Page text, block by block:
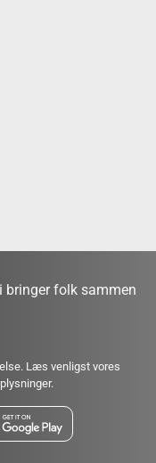
folk sammen
Læs venligst vores